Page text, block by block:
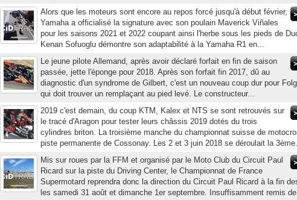
Alors que les moteurs sont encore au repos forcé jusqu'à début février,
Yamaha a officialisé la signature avec son poulain Maverick Viñales
pour les saisons 2021 et 2022 coupant ainsi l'herbe sous les pieds de
Kenan Sofuoglu démontre son adaptabilité à la Yamaha R1 en...
Le jeune pilote Allemand, après avoir déclaré forfait en fin de saison
passée, jette l'éponge pour 2018. Après son forfait fin 2017, dû au
diagnostic d'un syndrome de Gilbert, c'est un nouveau coup dur pour
qui doit trouver un remplaçant au pied levé. Le constructeur...
2019 c'est demain, du coup KTM, Kalex et NTS se sont retrouvés sur
le tracé d'Aragon pour tester leurs châssis 2019 dotés du trois
cylindres briton. La troisième manche du championnat suisse de
piste permanente de Cossonay. Les 2 et 3 juin 2018 se déroulait la
Mis sur roues par la FFM et organisé par le Moto Club du Circuit Paul
Ricard sur la piste du Driving Center, le Championnat de France
Supermotard reprendra donc la direction du Circuit Paul Ricard à la fin
les samedi 31 août et dimanche 1er septembre. Insuffisamment remis